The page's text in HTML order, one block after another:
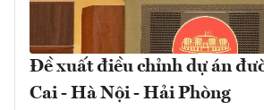
Đề xuất điều chỉnh dự án
Cai - Hà Nội - Hải Phòng